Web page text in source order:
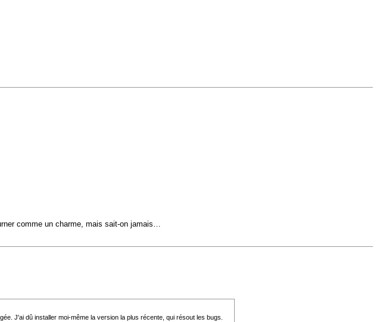
comme un charme, mais sait-on jamais…
J'ai dû installer moi-même la version la plus récente, qui résout les bugs.